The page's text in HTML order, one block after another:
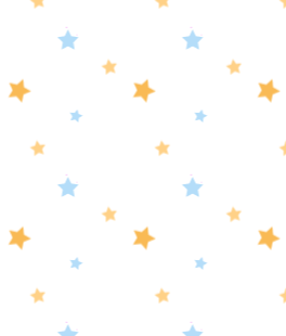
ジェスト
深夜 1:00
ダイアン津田ドラマ初主演作
品 脚本:上田誠
ワールドプロレスリング